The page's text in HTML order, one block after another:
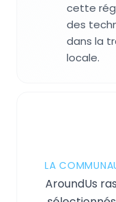
cette
des
dans la
locale.
LA
AroundUs